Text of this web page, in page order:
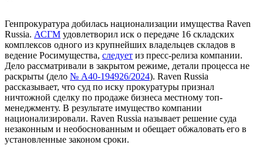
Генпрокуратура добилась национализации имущества Raven
Russia. АСГМ удовлетворил иск о передаче 16 складских
комплексов одного из крупнейших владельцев складов в
ведение Росимущества, следует из пресс-релиза компании.
Дело рассматривали в закрытом режиме, детали процесса не
раскрыты (дело № А40-194926/2024). Raven Russia
рассказывает, что суд по иску прокуратуры признал
ничтожной сделку по продаже бизнеса местному топ-
менеджменту. В результате имущество компании
национализировали. Raven Russia называет решение суда
незаконным и необоснованным и обещает обжаловать его в
установленные законом сроки.